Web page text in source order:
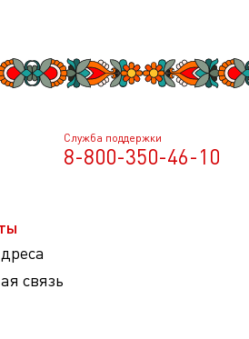
Служба поддержки
8-800-350-46-10
связь